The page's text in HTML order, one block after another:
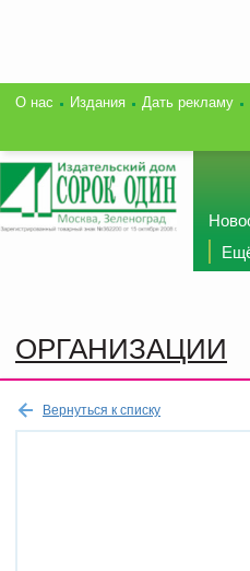
О нас Издания Дать рекламу
ОРГАНИЗАЦИИ
Вернуться к списку